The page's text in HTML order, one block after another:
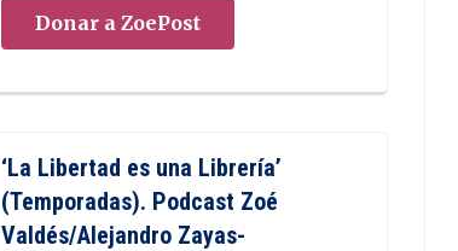
Donar a ZoePost
‘La Libertad es una Librería’
(Temporadas). Podcast Zoé
Valdés/Alejandro Zayas-